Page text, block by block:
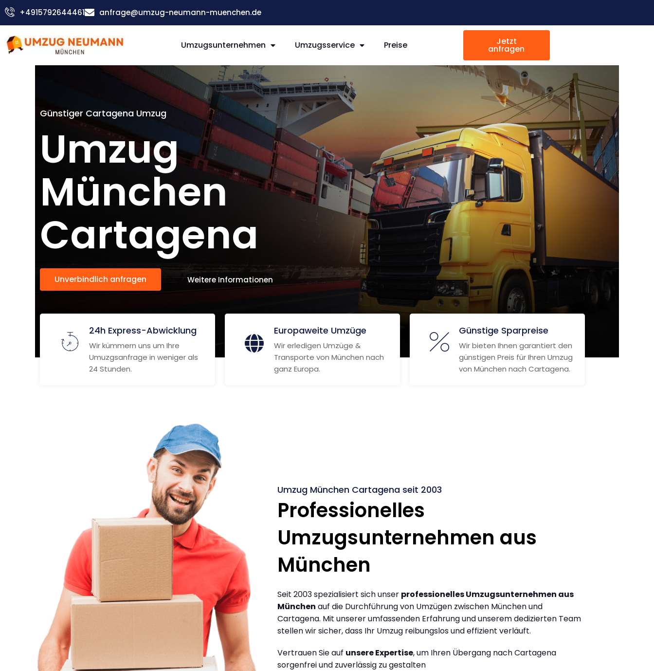
Zum
Inhalt
+4915792644461 anfrage@umzug-neumann-muenchen.de
Umzugsunternehmen Umzugsservice Preise Jetzt
anfragen
Günstiger Cartagena Umzug
Umzug
München
Cartagena
Unverbindlich anfragen Weitere Informationen
24h Express-Abwicklung
Wir kümmern uns um Ihre
Umuzgsanfrage in weniger als
24 Stunden.
Europaweite Umzüge
Wir erledigen Umzüge &
Transporte von München nach
ganz Europa.
Günstige Sparpreise
Wir bieten Ihnen garantiert den
günstigen Preis für Ihren Umzug
von München nach Cartagena.
Umzug München Cartagena seit 2003
Professionelles
Umzugsunternehmen aus
München
Seit 2003 spezialisiert sich unser professionelles Umzugsunternehmen aus
München auf die Durchführung von Umzügen zwischen München und
Cartagena. Mit unserer umfassenden Erfahrung und unserem dedizierten Team
stellen wir sicher, dass Ihr Umzug reibungslos und effizient verläuft.
Vertrauen Sie auf unsere Expertise, um Ihren Übergang nach Cartagena
sorgenfrei und zuverlässig zu gestalten